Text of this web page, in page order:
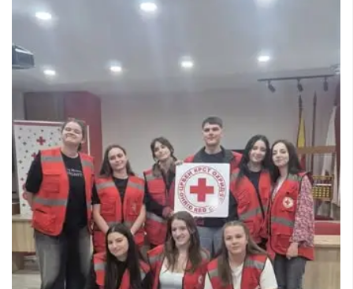
ИСТОРИЈАТ НА ДВИЖЕЊЕТО
СТРУКТУРА НА ОРГАНИЗАЦИЈАТА
КОНТАКТ ИНФОРМАЦИИ
ЧЛЕНСТВО ВО ПРОФЕСИОНАЛНИ ТЕЛА
ЗАКОН ЗА ЦКРМ